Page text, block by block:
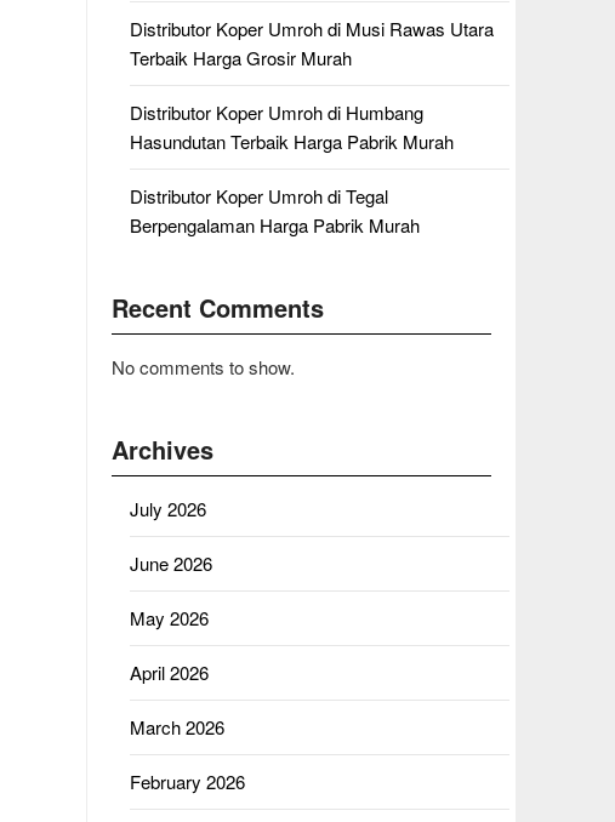
Distributor Koper Umroh di Musi Rawas Utara
Terbaik Harga Grosir Murah
Distributor Koper Umroh di Humbang
Hasundutan Terbaik Harga Pabrik Murah
Distributor Koper Umroh di Tegal
Berpengalaman Harga Pabrik Murah
Recent Comments
No comments to show.
Archives
July 2026
June 2026
May 2026
April 2026
March 2026
February 2026